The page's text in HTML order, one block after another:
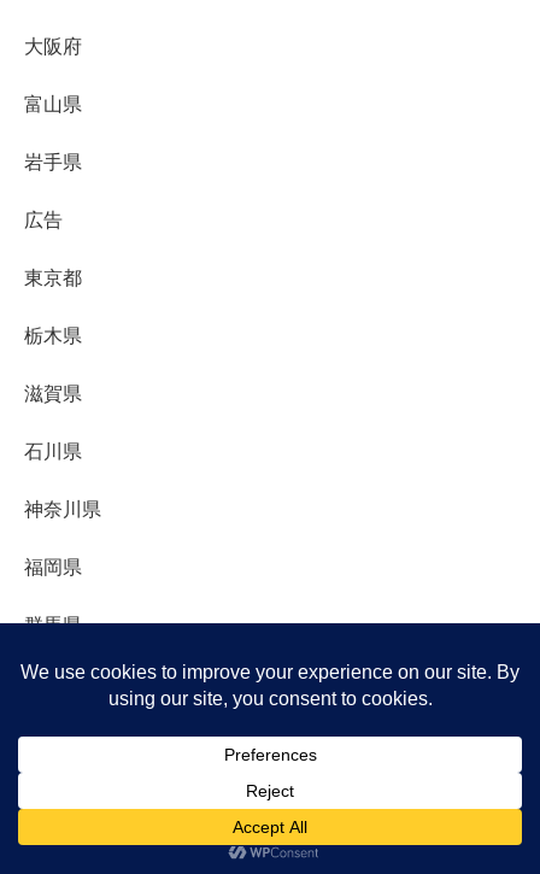
大阪府
富山県
岩手県
広告
東京都
栃木県
滋賀県
石川県
神奈川県
福岡県
群馬県
静岡県
香水
検索